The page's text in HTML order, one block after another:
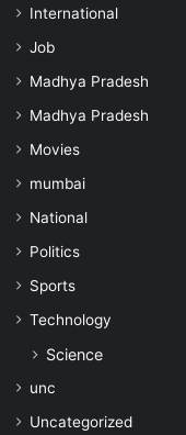
International
Job
Madhya Pradesh
Madhya Pradesh
Movies
mumbai
National
Politics
Sports
Technology
Science
unc
Uncategorized